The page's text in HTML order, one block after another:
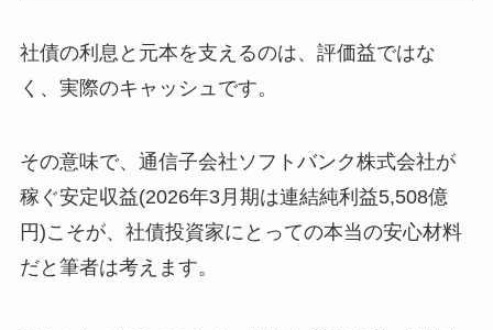
社債の利息と元本を支えるのは、評価益ではな
く、実際のキャッシュです。
その意味で、通信子会社ソフトバンク株式会社が
稼ぐ安定収益(2026年3月期は連結純利益5,508億
円)こそが、社債投資家にとっての本当の安心材料
だと筆者は考えます。